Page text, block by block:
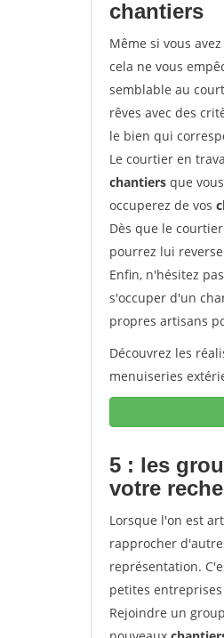
chantiers
Même si vous
cela ne vous
semblable au
rêves avec des
le bien qui
Le courtier en
chantiers que
occuperez de vos
Dès que le
pourrez lui
Enfin, n'hésitez
s'occuper d'un
propres artisans
Découvrez les
menuiseries
5 : les
votre
Lorsque l'on est
rapprocher
représentation.
petites
Rejoindre un